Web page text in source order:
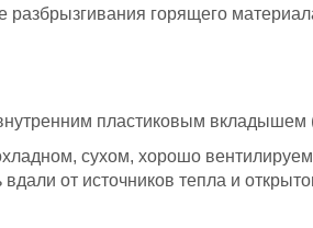
горящего
пластиковым вкладышем
сухом, хорошо
от источников тепла и